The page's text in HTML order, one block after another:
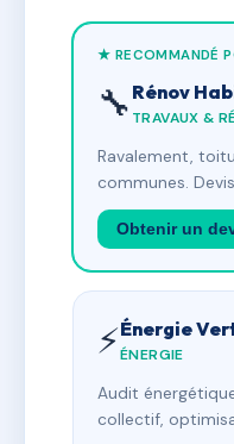
★ RECOMMANDÉ
🔧 Rénov
TRAVAUX &
Ravalement,
communes.
Obtenir un
⚡Énergie
ÉNERGIE
Audit
collectif,